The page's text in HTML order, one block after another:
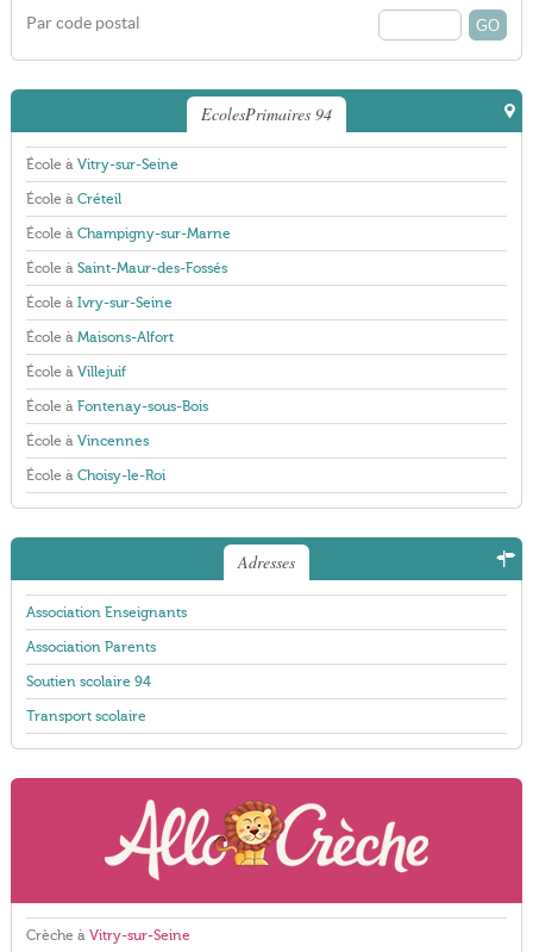
Par code postal
EcolesPrimaires 94
École à Vitry-sur-Seine
École à Créteil
École à Champigny-sur-Marne
École à Saint-Maur-des-Fossés
École à Ivry-sur-Seine
École à Maisons-Alfort
École à Villejuif
École à Fontenay-sous-Bois
École à Vincennes
École à Choisy-le-Roi
Adresses
Association Enseignants
Association Parents
Soutien scolaire 94
Transport scolaire
Crèche à Vitry-sur-Seine